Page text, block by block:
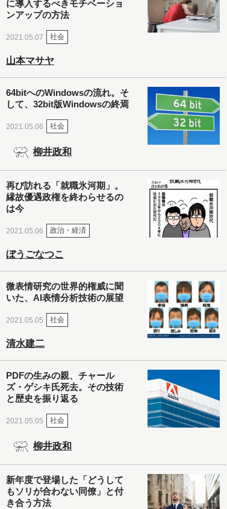
に導入するべきモチベーショ
ンアップの方法
2021.05.07 社会
山本マサヤ
64bitへのWindowsの流れ。そ
して、32bit版Windowsの終焉
2021.05.06 社会
柳井政和
再び訪れる「就職氷河期」。
縁故優遇政権を終わらせるの
は今
2021.05.06 政治・経済
ぼうごなつこ
微表情研究の世界的権威に聞
いた、AI表情分析技術の展望
2021.05.05 社会
清水建二
PDFの生みの親、チャール
ズ・ゲシキ氏死去。その技術
と歴史を振り返る
2021.05.05 社会
柳井政和
新年度で登場した「どうして
もソリが合わない同僚」と付
き合う方法